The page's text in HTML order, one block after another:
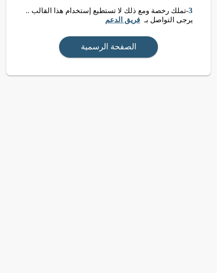
3-تملك رخصة ومع ذلك لا تستطيع إستخدام هذا القالب ..
يرجى التواصل بـ فريق الدعم
الصفحة الرسمية